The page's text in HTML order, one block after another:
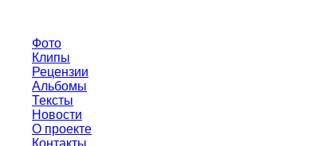
Фото
Клипы
Рецензии
Альбомы
Тексты
Новости
О проекте
Контакты